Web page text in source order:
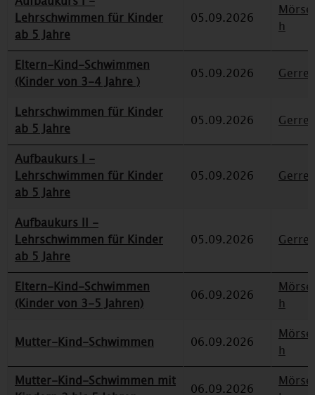
Lehrschwimmen für Kinder
ab 5 Jahre
05.09.2026
h
Eltern-Kind-Schwimmen
(Kinder von 3-4 Jahre )
05.09.2026
Lehrschwimmen für Kinder
ab 5 Jahre
05.09.2026
Aufbaukurs I -
Lehrschwimmen für Kinder
ab 5 Jahre
05.09.2026
Aufbaukurs II -
Lehrschwimmen für Kinder
ab 5 Jahre
05.09.2026
Eltern-Kind-Schwimmen
(Kinder von 3-5 Jahren)
06.09.2026
h
Mutter-Kind-Schwimmen 06.09.2026
h
Mutter-Kind-Schwimmen mit
06.09.2026